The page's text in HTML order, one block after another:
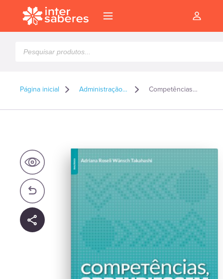
produtos
Página inicial Administração e Gestão Competências, aprendizagem organizacional e gestão do conhecimento